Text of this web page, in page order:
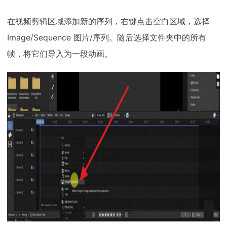
在视频剪辑区域添加新的序列，右键点击空白区域，选择
Image/Sequence 图片/序列。随后选择文件夹中的所有
帧，将它们导入为一段动画。